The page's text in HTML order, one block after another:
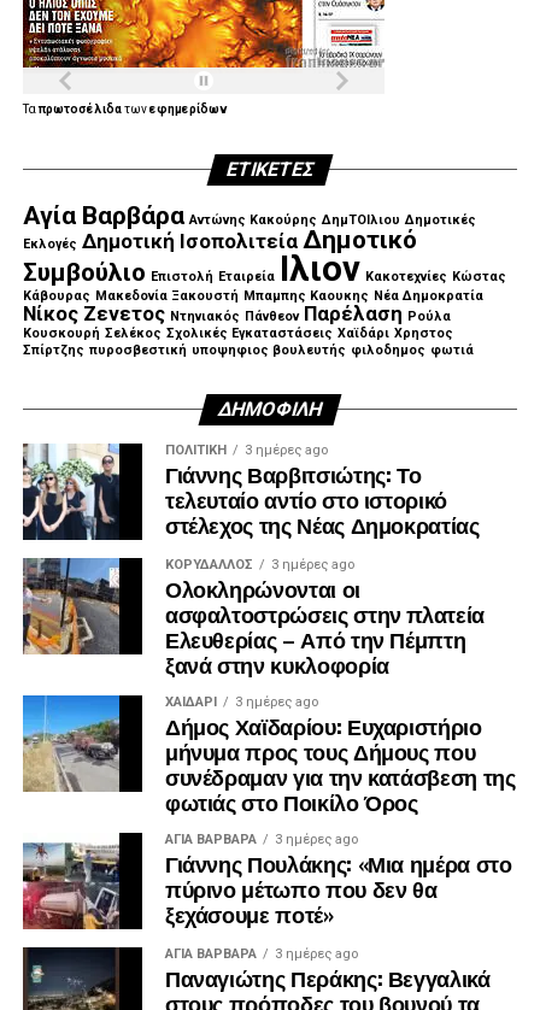
Ταπρωτοσέλιδατωνεφημερίδων
ΕΤΙΚΈΤΕΣ
Αγία Βαρβάρα Αντώνης Κακούρης ΔημΤΟΙλιου Δημοτικές
Εκλογές Δημοτική Ισοπολιτεία Δημοτικό
Συμβούλιο Επιστολή Εταιρεία Ιλιον Κακοτεχνίες Κώστας
Κάβουρας Μακεδονία Ξακουστή Μπαμπης Καουκης Νέα Δημοκρατία
Νίκος Ζενετος Ντηνιακός Πάνθεον Παρέλαση Ρούλα
Κουσκουρή Σελέκος Σχολικές Εγκαταστάσεις Χαϊδάρι Χρηστος
Σπίρτζης πυροσβεστική υποψηφιος βουλευτής φιλοδημος φωτιά
ΔΗΜΟΦΙΛΉ
ΠΟΛΙΤΙΚΉ 3 ημέρες ago
Γιάννης Βαρβιτσιώτης: Το
τελευταίο αντίο στο ιστορικό
στέλεχος της Νέας Δημοκρατίας
ΚΟΡΥΔΑΛΛΟΣ 3 ημέρες ago
Ολοκληρώνονται οι
ασφαλτοστρώσεις στην πλατεία
Ελευθερίας – Από την Πέμπτη
ξανά στην κυκλοφορία
ΧΑΪΔΑΡΙ 3 ημέρες ago
Δήμος Χαϊδαρίου: Ευχαριστήριο
μήνυμα προς τους Δήμους που
συνέδραμαν για την κατάσβεση της
φωτιάς στο Ποικίλο Όρος
ΑΓΙΑ ΒΑΡΒΑΡΑ 3 ημέρες ago
Γιάννης Πουλάκης: «Μια ημέρα στο
πύρινο μέτωπο που δεν θα
ξεχάσουμε ποτέ»
ΑΓΙΑ ΒΑΡΒΑΡΑ 3 ημέρες ago
Παναγιώτης Περάκης: Βεγγαλικά
στους πρόποδες του βουνού τα